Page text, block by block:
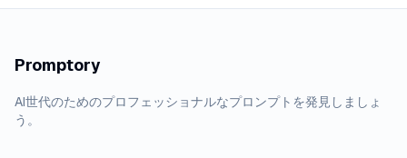
Promptory
AI世代のためのプロフェッショナルなプロンプトを発見しましょ
う。